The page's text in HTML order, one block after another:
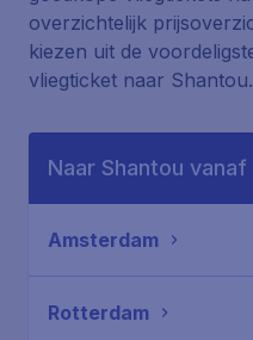
overzichtelijk
kiezen uit de
vliegticket naar Shantou.
Naar Shantou vanaf
Amsterdam
Rotterdam